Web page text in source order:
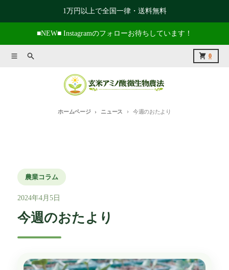
1万円以上で全国一律・送料無料
■NEW■ Instagramのフォローお待ちしています！
メニュー捜索 0
カート
ホームページ ニュース 今週のおたより
農業コラム
2024年4月5日
今週のおたより